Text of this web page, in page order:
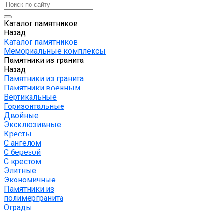
Каталог памятников
Назад
Каталог памятников
Мемориальные комплексы
Памятники из гранита
Назад
Памятники из гранита
Памятники военным
Вертикальные
Горизонтальные
Двойные
Эксклюзивные
Кресты
С ангелом
С березой
С крестом
Элитные
Экономичные
Памятники из
полимергранита
Ограды